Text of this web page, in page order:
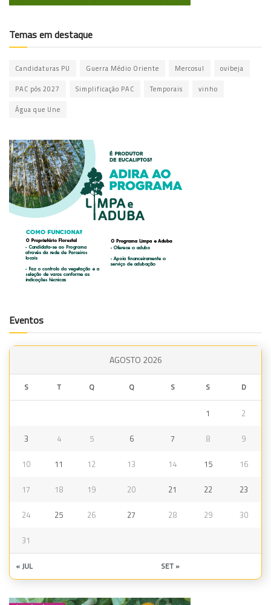
Temas em destaque
Candidaturas PU Guerra Médio Oriente Mercosul ovibeja
PAC pós 2027 Simplificação PAC Temporais vinho
Água que Une
Eventos
AGOSTO 2026
S T Q Q S S D
1 2
3 4 5 6 7 8 9
10 11 12 13 14 15 16
17 18 19 20 21 22 23
24 25 26 27 28 29 30
31
« JUL SET »